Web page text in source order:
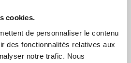
cookies.
de personnaliser le contenu
des fonctionnalités relatives aux
notre trafic. Nous
un point